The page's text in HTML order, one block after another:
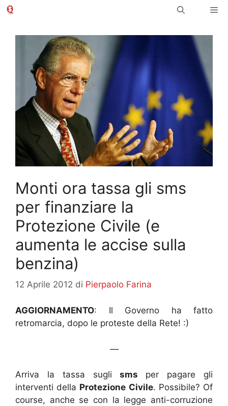
Vai
Monti ora tassa gli sms
per finanziare la
Protezione Civile (e
aumenta le accise sulla
benzina)
12 Aprile 2012 di Pierpaolo Farina
AGGIORNAMENTO: Il Governo ha fatto
retromarcia, dopo le proteste della Rete! :)
—
Arriva la tassa suglisms per pagare gli
interventi della Protezione Civile. Possibile? Of
course, anche se con la legge anti-corruzione